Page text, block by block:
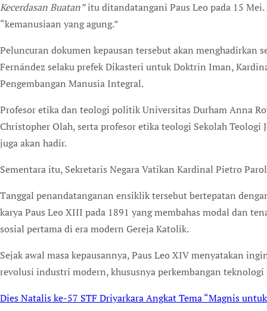
Kecerdasan Buatan”itu ditandatangani Paus Leo pada 15
“kemanusiaan yang agung.”
Peluncuran dokumen kepausan tersebut akan menghadirkan
Fernández selaku prefek Dikasteri untuk Doktrin Iman,
Pengembangan Manusia Integral.
Profesor etika dan teologi politik Universitas Durham Anna
Christopher Olah, serta profesor etika teologi Sekolah Teologi
juga akan hadir.
Sementara itu, Sekretaris Negara Vatikan Kardinal Pietro
Tanggal penandatanganan ensiklik tersebut bertepatan
karya Paus Leo XIII pada 1891 yang membahas modal dan
sosial pertama di era modern Gereja Katolik.
Sejak awal masa kepausannya, Paus Leo XIV menyatakan
revolusi industri modern, khususnya perkembangan
Post
Dies Natalis ke-57 STF Driyarkara Angkat Tema “Magnis